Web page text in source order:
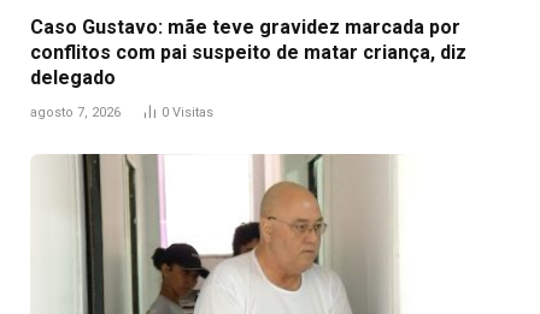
Caso Gustavo: mãe teve gravidez marcada por
conflitos com pai suspeito de matar criança, diz
delegado
agosto 7, 2026 0 Visitas